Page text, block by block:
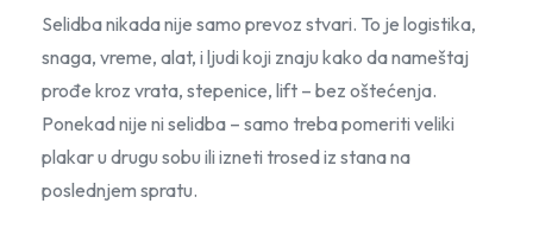
Selidba nikada nije samo prevoz stvari. To je logistika,
snaga, vreme, alat, i ljudi koji znaju kako da nameštaj
prođe kroz vrata, stepenice, lift – bez oštećenja.
Ponekad nije ni selidba – samo treba pomeriti veliki
plakar u drugu sobu ili izneti trosed iz stana na
poslednjem spratu.